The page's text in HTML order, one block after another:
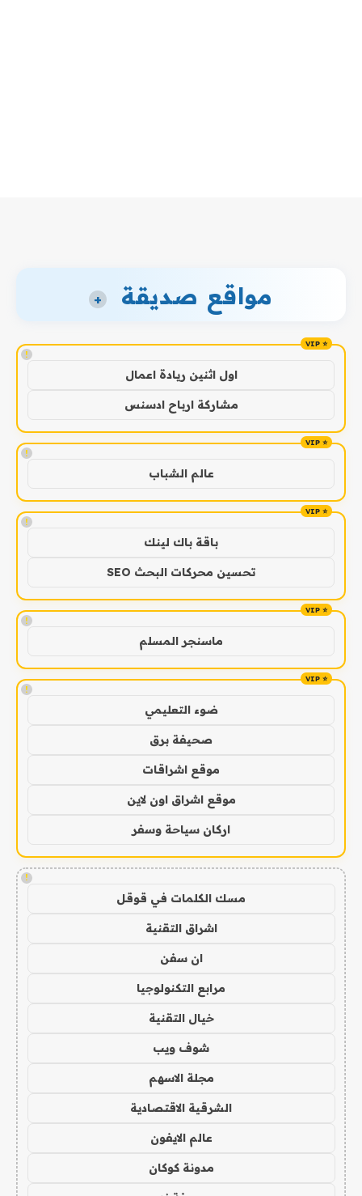
مواقع صديقة +
!
اول اثنين ريادة اعمال
مشاركة ارباح ادسنس
!
عالم الشباب
!
باقة باك لينك
تحسين محركات البحث SEO
!
ماسنجر المسلم
!
ضوء التعليمي
صحيفة برق
موقع اشراقات
موقع اشراق اون لاين
اركان سياحة وسفر
!
مسك الكلمات في قوقل
اشراق التقنية
ان سفن
مرابع التكنولوجيا
خيال التقنية
شوف ويب
مجلة الاسهم
الشرقية الاقتصادية
عالم الايفون
مدونة كوكان